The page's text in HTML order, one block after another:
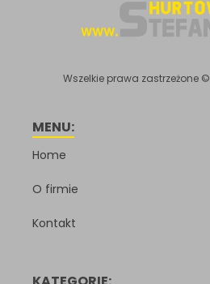
Wszelkie prawa zastrzeżone
MENU:
Home
O firmie
Kontakt